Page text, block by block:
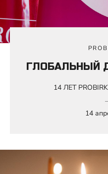
ГЛОБАЛЬНЫЙ
14 ЛЕТ
14